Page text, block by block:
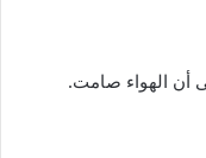
أن الهواء صامت.